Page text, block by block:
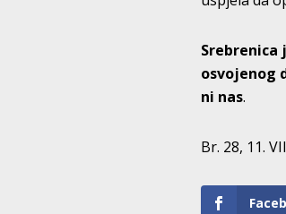
Srebrenica
osvojenog
ni nas.
Br. 28, 11.